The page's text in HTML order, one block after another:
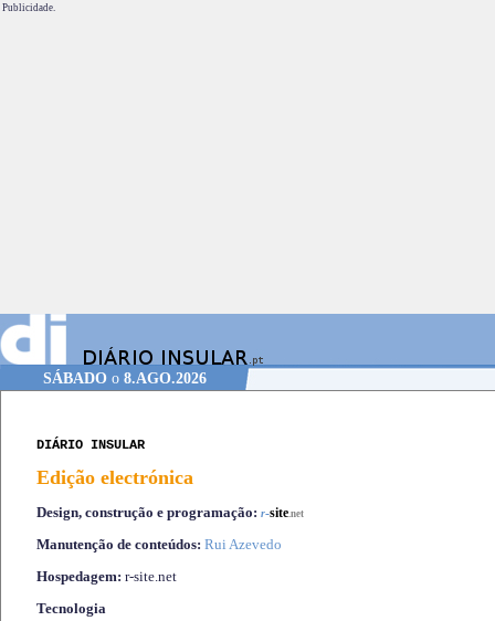
Publicidade.
SÁBADOo 8.AGO.2026
DIÁRIO INSULAR
Edição electrónica
Design, construção e programação: r-site.net
Manutenção de conteúdos: Rui Azevedo
Hospedagem: r-site.net
Tecnologia